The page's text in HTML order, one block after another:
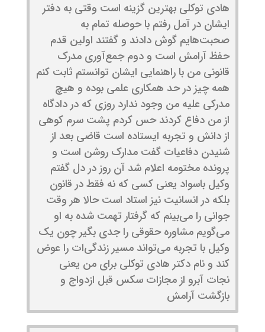
هادی توکلی بهترین گزینه است وقتی به دفتر
ایشان در آمل رفتم با حوصله تمام به
صحبت‌هایم گوش دادند و گفتند اولین قدم
حفظ آرامش است و دوم جمع‌آوری مدرک
قانونی من با راهنمایی ایشان توانستم ثابت کنم
همه چیز در حد همکاری علمی بوده و هیچ
مدرکی علیه من وجود ندارد روزی که در دادگاه
از من دفاع کردند حس کردم پشت سرم کوهی
از دانش و تجربه ایستاده است قاضی بعد از
شنیدن دفاعیات گفت مدارک روشن است و
پرونده مختومه اعلام شد آن روز در دل گفتم
وکیل باسواد یعنی کسی که نه فقط در قانون
بلکه در انسانیت نیز استاد است حالا هر وقت
جوانی را می‌بینم که گرفتار تهمت شده به او
می‌گویم مشاوره حقوقی را جدی بگیر چون یک
وکیل با تجربه می‌تواند مسیر زندگی‌ات را عوض
کند و نام دکتر هادی توکلی برای من یعنی
نجات آبرو از مجازات سکس قبل ازدواج و
بازگشت آرامش